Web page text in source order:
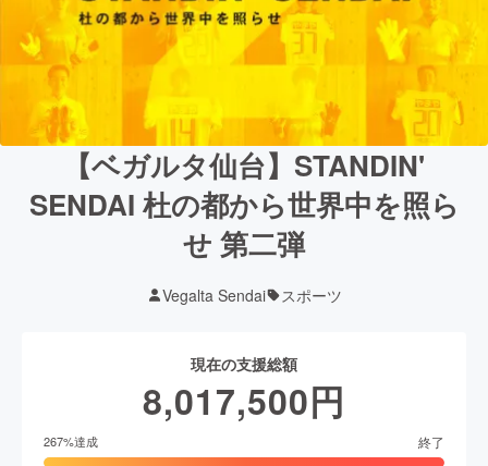
【ベガルタ仙台】STANDIN'
SENDAI 杜の都から世界中を照ら
せ 第二弾
Vegalta Sendai スポーツ
現在の支援総額
8,017,500円
267%達成 終了